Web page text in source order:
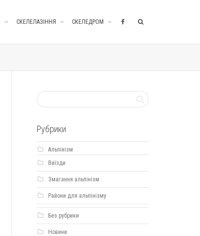
СКЕЛЕЛАЗІННЯ СКЕЛЕДРОМ
Рубрики
Альпінізм
Виїзди
Змагання альпінізм
Райони для альпінізму
Без рубрики
Новини